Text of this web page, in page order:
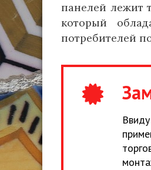
панелей лежит
который
потребителей